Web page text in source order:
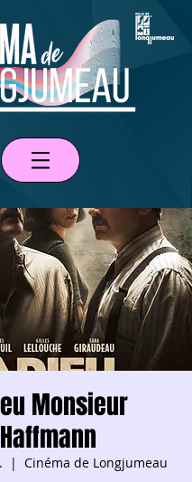
Monsieur
Haffmann
  |
Cinéma de Longjumeau